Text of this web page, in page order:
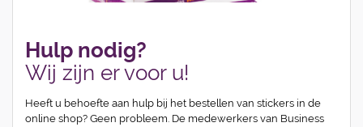
Hulp nodig?
Wij zijn er voor u!
Heeft u behoefte aan hulp bij het bestellen van stickers in de
online shop? Geen probleem. De medewerkers van Business